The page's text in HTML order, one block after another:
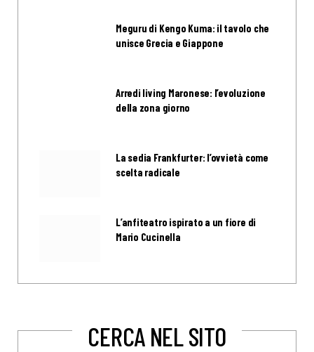
Meguru di Kengo Kuma: il tavolo che
unisce Grecia e Giappone
Arredi living Maronese: l’evoluzione
della zona giorno
La sedia Frankfurter: l’ovvietà come
scelta radicale
L’anfiteatro ispirato a un fiore di
Mario Cucinella
CERCA NEL SITO